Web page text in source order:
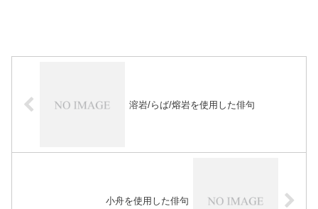
溶岩/らば/熔岩を使用した俳句
小舟を使用した俳句